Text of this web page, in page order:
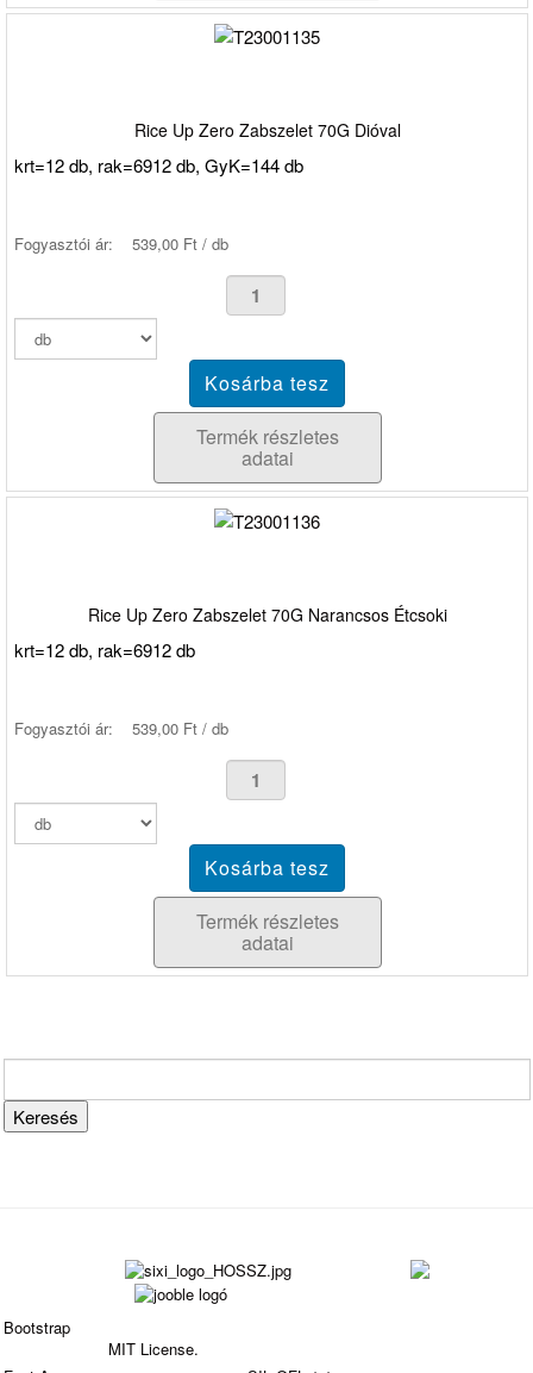
Rice Up Zero Zabszelet 70G Dióval
krt=12 db, rak=6912 db, GyK=144 db
Fogyasztói ár: 539,00 Ft / db
Termék részletes
adatai
Rice Up Zero Zabszelet 70G Narancsos Étcsoki
krt=12 db, rak=6912 db
Fogyasztói ár: 539,00 Ft / db
Termék részletes
adatai
Bootstrap
MIT License.